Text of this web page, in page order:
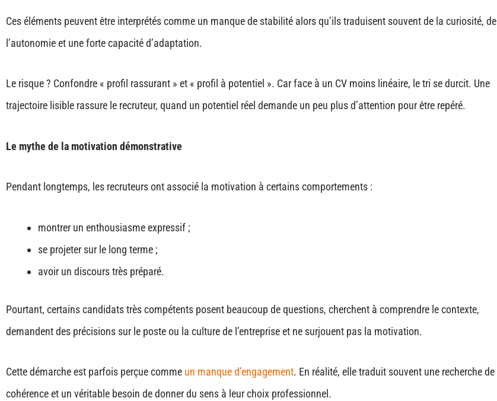
Ces éléments peuvent être interprétés comme un manque de stabilité alors qu’ils traduisent souvent de la curiosité, de
l’autonomie et une forte capacité d’adaptation.
Le risque ? Confondre « profil rassurant » et « profil à potentiel ». Car face à un CV moins linéaire, le tri se durcit. Une
trajectoire lisible rassure le recruteur, quand un potentiel réel demande un peu plus d’attention pour être repéré.
Le mythe de la motivation démonstrative
Pendant longtemps, les recruteurs ont associé la motivation à certains comportements :
montrer un enthousiasme expressif ;
se projeter sur le long terme ;
avoir un discours très préparé.
Pourtant, certains candidats très compétents posent beaucoup de questions, cherchent à comprendre le contexte,
demandent des précisions sur le poste ou la culture de l’entreprise et ne surjouent pas la motivation.
Cette démarche est parfois perçue comme un manque d’engagement. En réalité, elle traduit souvent une recherche de
cohérence et un véritable besoin de donner du sens à leur choix professionnel.